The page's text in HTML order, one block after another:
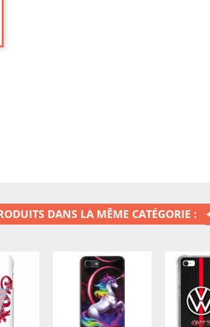
DANS LA MÊME CATÉGORIE :